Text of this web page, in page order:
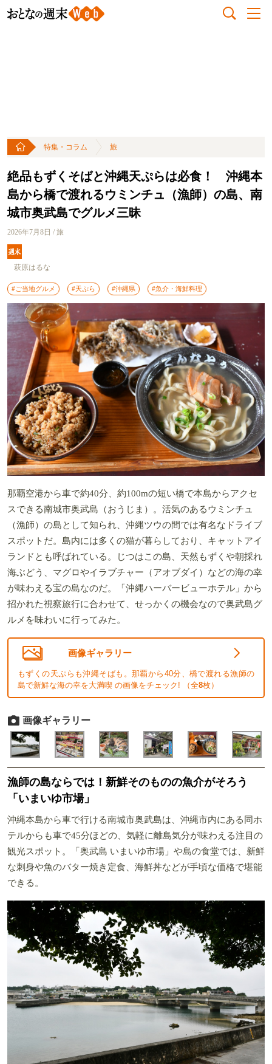
特集・コラム 旅
絶品もずくそばと沖縄天ぷらは必食！ 沖縄本
島から橋で渡れるウミンチュ（漁師）の島、南
城市奥武島でグルメ三昧
2026年7月8日 / 旅
萩原はるな
#ご当地グルメ #天ぷら #沖縄県 #魚介・海鮮料理
那覇空港から車で約40分、約100mの短い橋で本島からアクセ
スできる南城市奥武島（おうじま）。活気のあるウミンチュ
（漁師）の島として知られ、沖縄ツウの間では有名なドライブ
スポットだ。島内には多くの猫が暮らしており、キャットアイ
ランドとも呼ばれている。じつはこの島、天然もずくや朝採れ
海ぶどう、マグロやイラブチャー（アオブダイ）などの海の幸
が味わえる宝の島なのだ。「沖縄ハーバービューホテル」から
招かれた視察旅行に合わせて、せっかくの機会なので奥武島グ
ルメを味わいに行ってみた。
画像ギャラリー
もずくの天ぷらも沖縄そばも。那覇から40分、橋で渡れる漁師の
島で新鮮な海の幸を大満喫 の画像をチェック! （全8枚）
画像ギャラリー
漁師の島ならでは！新鮮そのものの魚介がそろう
「いまいゆ市場」
沖縄本島から車で行ける南城市奥武島は、沖縄市内にある同ホ
テルからも車で45分ほどの、気軽に離島気分が味わえる注目の
観光スポット。「奥武島 いまいゆ市場」や島の食堂では、新鮮
な刺身や魚のバター焼き定食、海鮮丼などが手頃な価格で堪能
できる。